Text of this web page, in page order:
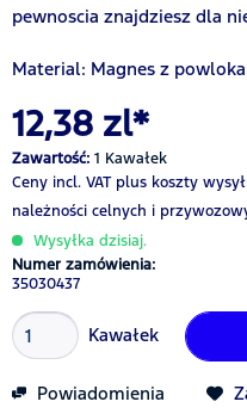
pewnoscia znajdziesz dla
Material: Magnes z
12,38 zl*
Zawartość: 1 Kawałek
Ceny incl. VAT plus koszty
należności celnych i
Wysyłka dzisiaj.
Numer zamówienia:
35030437
Kawałek
Powiadomienia